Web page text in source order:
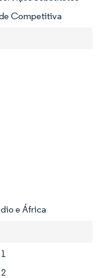
Competitiva
e África